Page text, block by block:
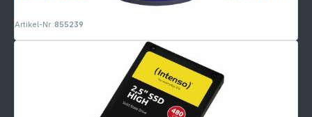
Artikel-Nr.:855239